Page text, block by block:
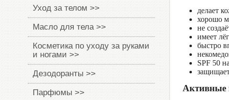
Уход за телом >>
Масло для тела >>
Косметика по уходу за руками
и ногами >>
Дезодоранты >>
Парфюмы >>
делает
хорошо
не
имеет
быстро
SPF 50
Активные